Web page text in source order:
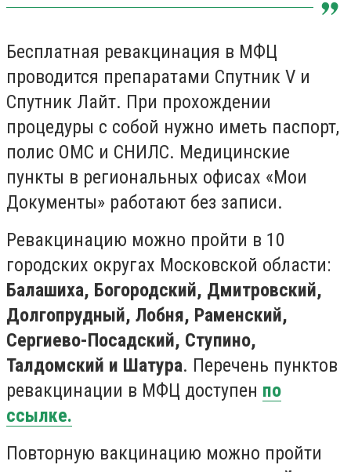
Бесплатная ревакцинация в МФЦ
проводится препаратами Спутник V и
Спутник Лайт. При прохождении
процедуры с собой нужно иметь паспорт,
полис ОМС и СНИЛС. Медицинские
пункты в региональных офисах «Мои
Документы» работают без записи.
Ревакцинацию можно пройти в 10
городских округах Московской области:
Балашиха, Богородский, Дмитровский,
Долгопрудный, Лобня, Раменский,
Сергиево-Посадский, Ступино,
Талдомский и Шатура. Перечень пунктов
ревакцинации в МФЦ доступен по
ссылке.
Повторную вакцинацию можно пройти